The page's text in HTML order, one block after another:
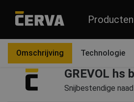
Producten
GREVOL hs
Snijbestendige
Omschrijving Technologie